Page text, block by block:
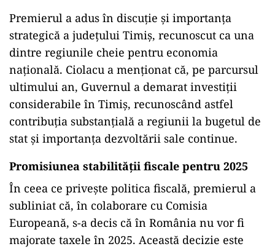
Premierul a adus în discuție și importanța
strategică a județului Timiș, recunoscut ca una
dintre regiunile cheie pentru economia
națională. Ciolacu a menționat că, pe parcursul
ultimului an, Guvernul a demarat investiții
considerabile în Timiș, recunoscând astfel
contribuția substanțială a regiunii la bugetul de
stat și importanța dezvoltării sale continue.
Promisiunea stabilității fiscale pentru 2025
În ceea ce privește politica fiscală, premierul a
subliniat că, în colaborare cu Comisia
Europeană, s-a decis că în România nu vor fi
majorate taxele în 2025. Această decizie este